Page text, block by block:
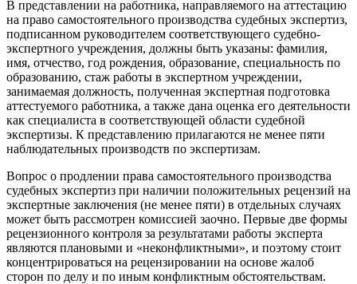
В представлении на работника, направляемого на аттестацию
на право самостоятельного производства судебных экспертиз,
подписанном руководителем соответствующего судебно-
экспертного учреждения, должны быть указаны: фамилия,
имя, отчество, год рождения, образование, специальность по
образованию, стаж работы в экспертном учреждении,
занимаемая должность, полученная экспертная подготовка
аттестуемого работника, а также дана оценка его деятельности
как специалиста в соответствующей области судебной
экспертизы. К представлению прилагаются не менее пяти
наблюдательных производств по экспертизам.
Вопрос о продлении права самостоятельного производства
судебных экспертиз при наличии положительных рецензий на
экспертные заключения (не менее пяти) в отдельных случаях
может быть рассмотрен комиссией заочно. Первые две формы
рецензионного контроля за результатами работы эксперта
являются плановыми и «неконфликтными», и поэтому стоит
концентрироваться на рецензировании на основе жалоб
сторон по делу и по иным конфликтным обстоятельствам.